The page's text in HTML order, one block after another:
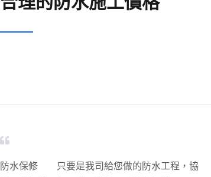
防水保修 只要是我司給您做的防水工程，協